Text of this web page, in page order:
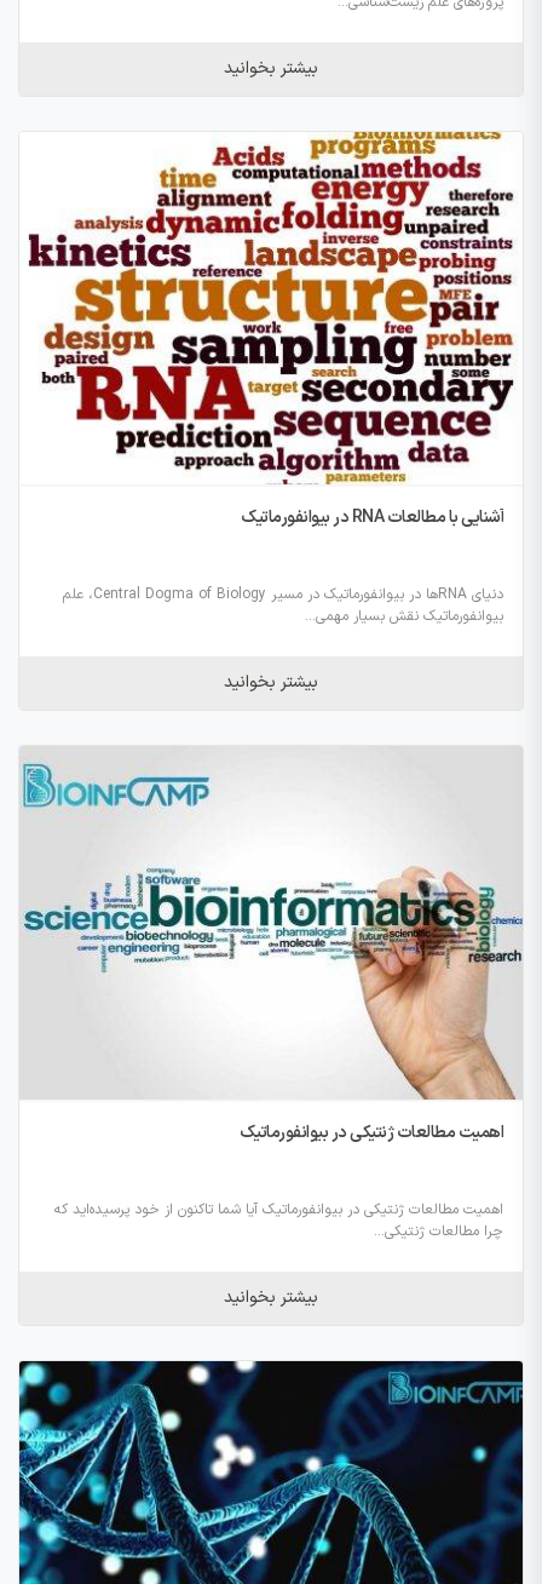
بیشتر بخوانید
آشنایی با مطالعات RNA در بیوانفورماتیک
دنیای RNAها در بیوانفورماتیک در مسیر Central Dogma of Biology، علم
بیوانفورماتیک نقش بسیار مهمی...
بیشتر بخوانید
اهمیت مطالعات ژنتیکی در بیوانفورماتیک
اهمیت مطالعات ژنتیکی در بیوانفورماتیک آیا شما تاکنون از خود پرسیده‌اید که
چرا مطالعات ژنتیکی...
بیشتر بخوانید